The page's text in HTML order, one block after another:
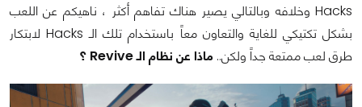
Hacks وخلافه وبالتالي يصير هناك تفاهم أكثر ، ناهيكم عن اللعب
بشكل تكتيكي للغاية والتعاون معاً باستخدام تلك الـ Hacks لابتكار
طرق لعب ممتعة جداً ولكن.. ماذا عن نظام الـ Revive ؟